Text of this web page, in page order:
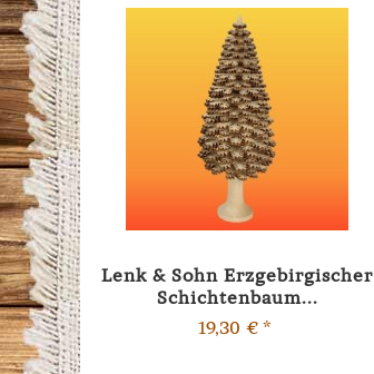
Lenk & Sohn Erzgebirgischer
Schichtenbaum...
19,30 € *